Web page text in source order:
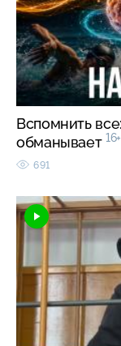
Вспомнить
обманывает 16+
691